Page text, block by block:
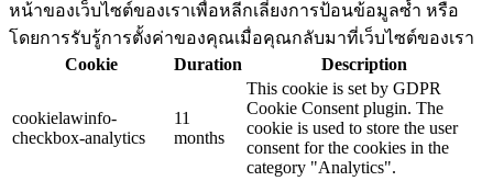
หน้าของเว็บไซต์ของเราเพื่อหลีกเลี่ยงการป้อนข้อมูลซ้ำ หรือ
โดยการรับรู้การตั้งค่าของคุณเมื่อคุณกลับมาที่เว็บไซต์ของเรา
Cookie
Duration Description
cookielawinfo-
checkbox-analytics
11
months
This cookie is set by GDPR
Cookie Consent plugin. The
cookie is used to store the user
consent for the cookies in the
category "Analytics".